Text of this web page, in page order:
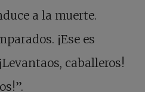
a la muerte.
¡Ese es
caballeros!